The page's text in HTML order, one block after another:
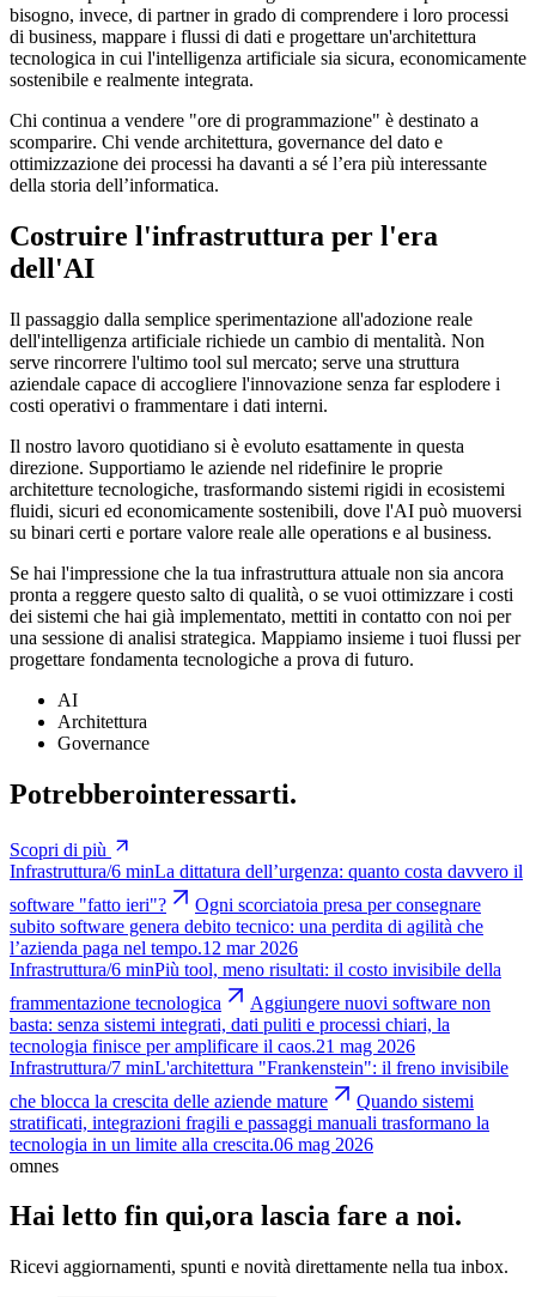
bisogno, invece, di partner in grado di comprendere i loro processi
di business, mappare i flussi di dati e progettare un'architettura
tecnologica in cui l'intelligenza artificiale sia sicura, economicamente
sostenibile e realmente integrata.
Chi continua a vendere "ore di programmazione" è destinato a
scomparire. Chi vende architettura, governance del dato e
ottimizzazione dei processi ha davanti a sé l’era più interessante
della storia dell’informatica.
Costruire l'infrastruttura per l'era
dell'AI
Il passaggio dalla semplice sperimentazione all'adozione reale
dell'intelligenza artificiale richiede un cambio di mentalità. Non
serve rincorrere l'ultimo tool sul mercato; serve una struttura
aziendale capace di accogliere l'innovazione senza far esplodere i
costi operativi o frammentare i dati interni.
Il nostro lavoro quotidiano si è evoluto esattamente in questa
direzione. Supportiamo le aziende nel ridefinire le proprie
architetture tecnologiche, trasformando sistemi rigidi in ecosistemi
fluidi, sicuri ed economicamente sostenibili, dove l'AI può muoversi
su binari certi e portare valore reale alle operations e al business.
Se hai l'impressione che la tua infrastruttura attuale non sia ancora
pronta a reggere questo salto di qualità, o se vuoi ottimizzare i costi
dei sistemi che hai già implementato, mettiti in contatto con noi per
una sessione di analisi strategica. Mappiamo insieme i tuoi flussi per
progettare fondamenta tecnologiche a prova di futuro.
AI
Architettura
Governance
Potrebberointeressarti.
Scopri di più
Infrastruttura/6 minLa dittatura dell’urgenza: quanto costa davvero il
software "fatto ieri"?
Ogni scorciatoia presa per consegnare
subito software genera debito tecnico: una perdita di agilità che
l’azienda paga nel tempo.12 mar 2026
Infrastruttura/6 minPiù tool, meno risultati: il costo invisibile della
frammentazione tecnologica
Aggiungere nuovi software non
basta: senza sistemi integrati, dati puliti e processi chiari, la
tecnologia finisce per amplificare il caos.21 mag 2026
Infrastruttura/7 minL'architettura "Frankenstein": il freno invisibile
che blocca la crescita delle aziende mature
Quando sistemi
stratificati, integrazioni fragili e passaggi manuali trasformano la
tecnologia in un limite alla crescita.06 mag 2026
omnes
Hai letto fin qui,ora lascia fare a noi.
Ricevi aggiornamenti, spunti e novità direttamente nella tua inbox.